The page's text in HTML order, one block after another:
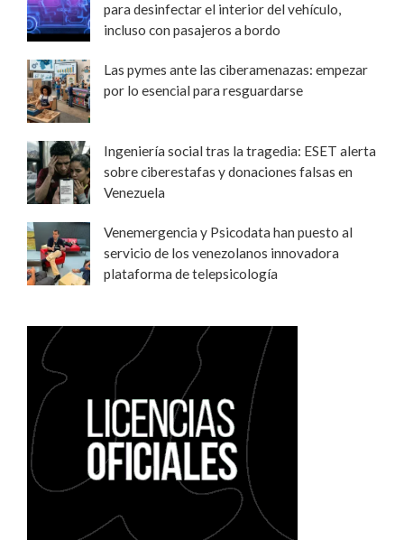
para desinfectar el interior del vehículo,
incluso con pasajeros a bordo
Las pymes ante las ciberamenazas: empezar
por lo esencial para resguardarse
Ingeniería social tras la tragedia: ESET alerta
sobre ciberestafas y donaciones falsas en
Venezuela
Venemergencia y Psicodata han puesto al
servicio de los venezolanos innovadora
plataforma de telepsicología